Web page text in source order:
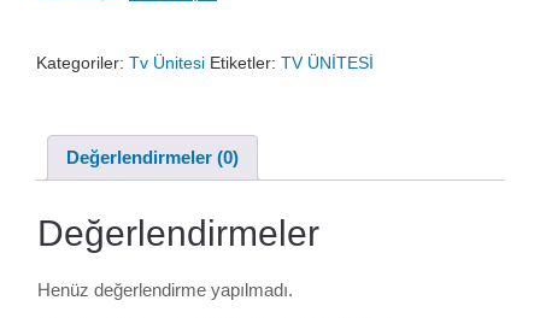
₺10.600,00.
Kategoriler: Tv Ünitesi Etiketler: TV ÜNİTESİ
Değerlendirmeler (0)
Değerlendirmeler
Henüz değerlendirme yapılmadı.